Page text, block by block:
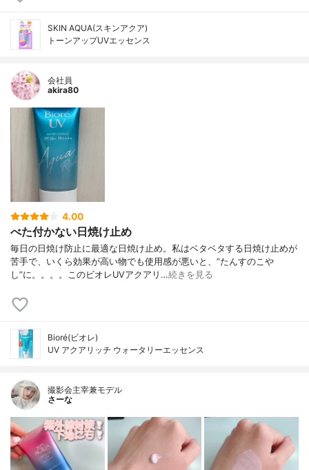
SKIN AQUA(スキンアクア)
トーンアップUVエッセンス
会社員
akira80
4.00
べた付かない日焼け止め
毎日の日焼け防止に最適な日焼け止め。私はベタベタする日焼け止めが
苦手で、いくら効果が高い物でも使用感が悪いと、”たんすのこや
し”に。。。。このビオレUVアクアリ…続きを見る
Bioré(ビオレ)
UV アクアリッチ ウォータリーエッセンス
撮影会主宰兼モデル
さーな